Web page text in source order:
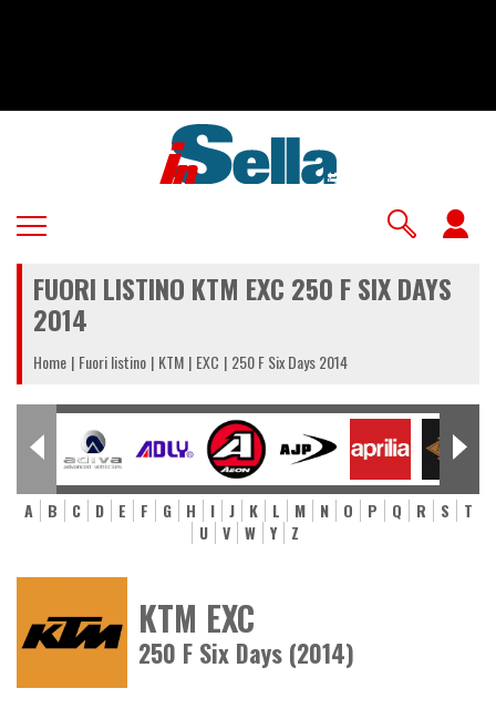
FUORI LISTINO KTM EXC 250 F SIX DAYS
2014
Home Fuori listino KTM EXC 250 F Six Days 2014
A B C D E F G H I J K L M N O P Q R S
T
U
V W Y Z
KTM EXC
250 F Six Days (2014)